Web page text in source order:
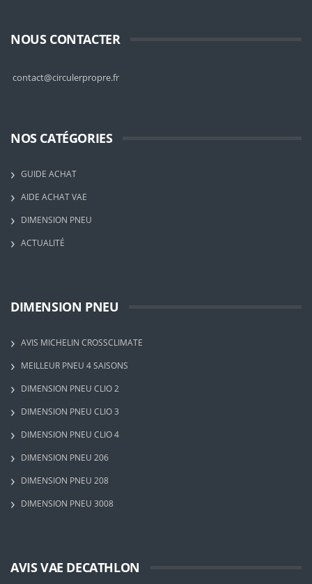
NOUS CONTACTER
contact@circulerpropre.fr
NOS CATÉGORIES
GUIDE ACHAT
AIDE ACHAT VAE
DIMENSION PNEU
ACTUALITÉ
DIMENSION PNEU
AVIS MICHELIN CROSSCLIMATE
MEILLEUR PNEU 4 SAISONS
DIMENSION PNEU CLIO 2
DIMENSION PNEU CLIO 3
DIMENSION PNEU CLIO 4
DIMENSION PNEU 206
DIMENSION PNEU 208
DIMENSION PNEU 3008
AVIS VAE DECATHLON